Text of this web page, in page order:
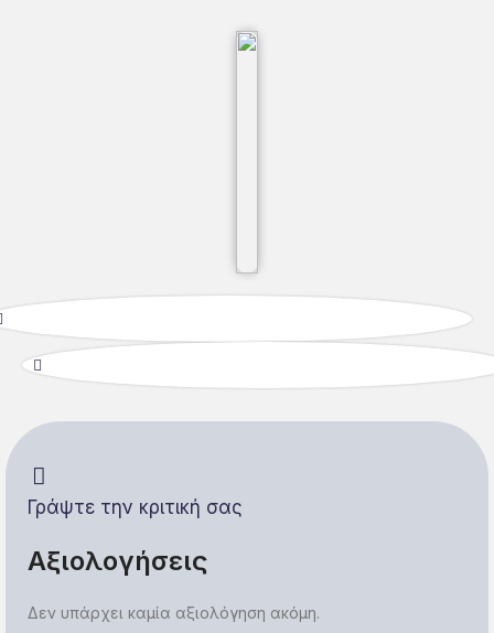
Γράψτε την κριτική σας
Αξιολογήσεις
Δεν υπάρχει καμία αξιολόγηση ακόμη.